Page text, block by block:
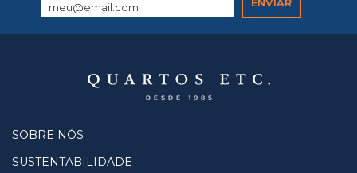
SOBRE NÓS
SUSTENTABILIDADE